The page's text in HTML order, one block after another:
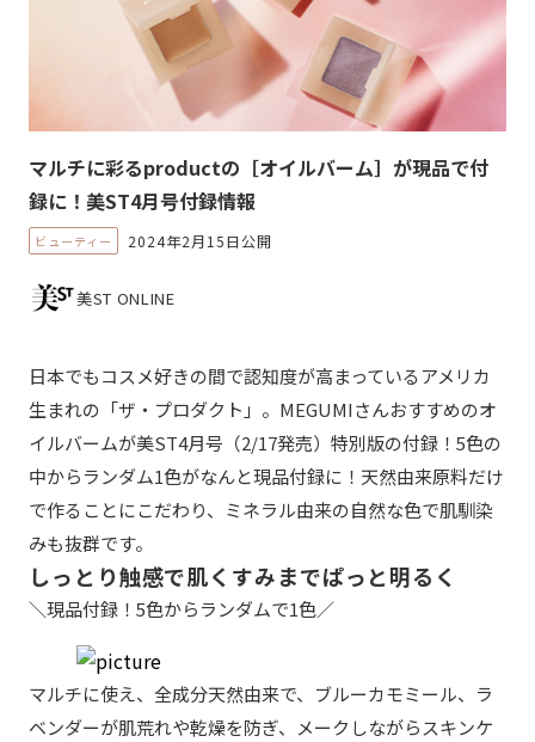
マルチに彩るproductの［オイルバーム］が現品で付
録に！美ST4月号付録情報
ビューティー 2024年2月15日公開
美ST ONLINE
日本でもコスメ好きの間で認知度が高まっているアメリカ
生まれの「ザ・プロダクト」。MEGUMIさんおすすめのオ
イルバームが美ST4月号（2/17発売）特別版の付録！5色の
中からランダム1色がなんと現品付録に！天然由来原料だけ
で作ることにこだわり、ミネラル由来の自然な色で肌馴染
みも抜群です。
しっとり触感で肌くすみまでぱっと明るく
＼現品付録！5色からランダムで1色／
マルチに使え、全成分天然由来で、ブルーカモミール、ラ
ベンダーが肌荒れや乾燥を防ぎ、メークしながらスキンケ